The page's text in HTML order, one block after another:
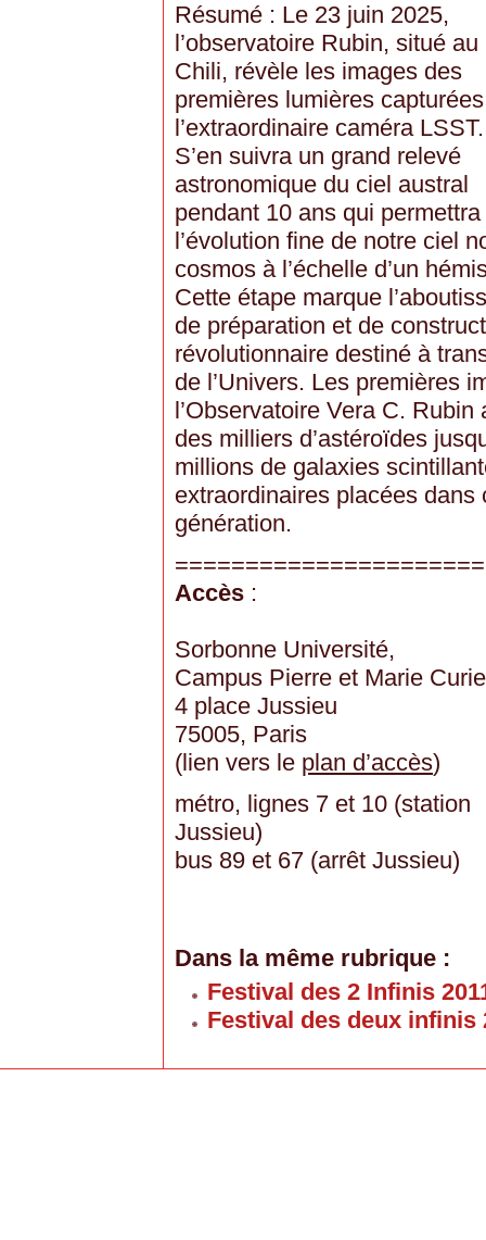
Résumé : Le 23 juin 2025,
l’observatoire Rubin, situé au
Chili, révèle les images des
premières lumières
l’extraordinaire caméra LSST.
S’en suivra un grand relevé
astronomique du ciel austral
pendant 10 ans qui
l’évolution fine de notre ciel
cosmos à l’échelle d’un
Cette étape marque
de préparation et de
révolutionnaire destiné à
de l’Univers. Les premières
l’Observatoire Vera C.
des milliers d’astéroïdes
millions de galaxies
extraordinaires placées
génération.
Accès :
Sorbonne Université,
Campus Pierre et Marie
4 place Jussieu
75005, Paris
(lien vers le plan d’accès)
métro, lignes 7 et 10 (station
Jussieu)
bus 89 et 67 (arrêt Jussieu)
Dans la même rubrique :
Festival des 2 Infinis
Festival des deux infinis